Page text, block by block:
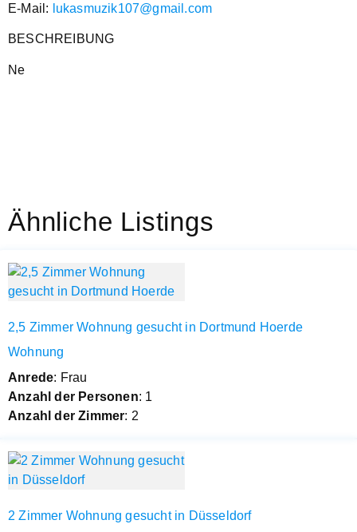
E-Mail:
lukasmuzik107@gmail.com
BESCHREIBUNG
Ne
Ähnliche Listings
2,5 Zimmer Wohnung gesucht in Dortmund Hoerde
Wohnung
Anrede: Frau
Anzahl der Personen: 1
Anzahl der Zimmer: 2
2 Zimmer Wohnung gesucht in Düsseldorf